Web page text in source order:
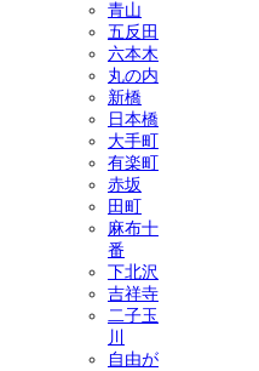
青山
五反田
六本木
丸の内
新橋
日本橋
大手町
有楽町
赤坂
田町
麻布十
番
下北沢
吉祥寺
二子玉
川
自由が